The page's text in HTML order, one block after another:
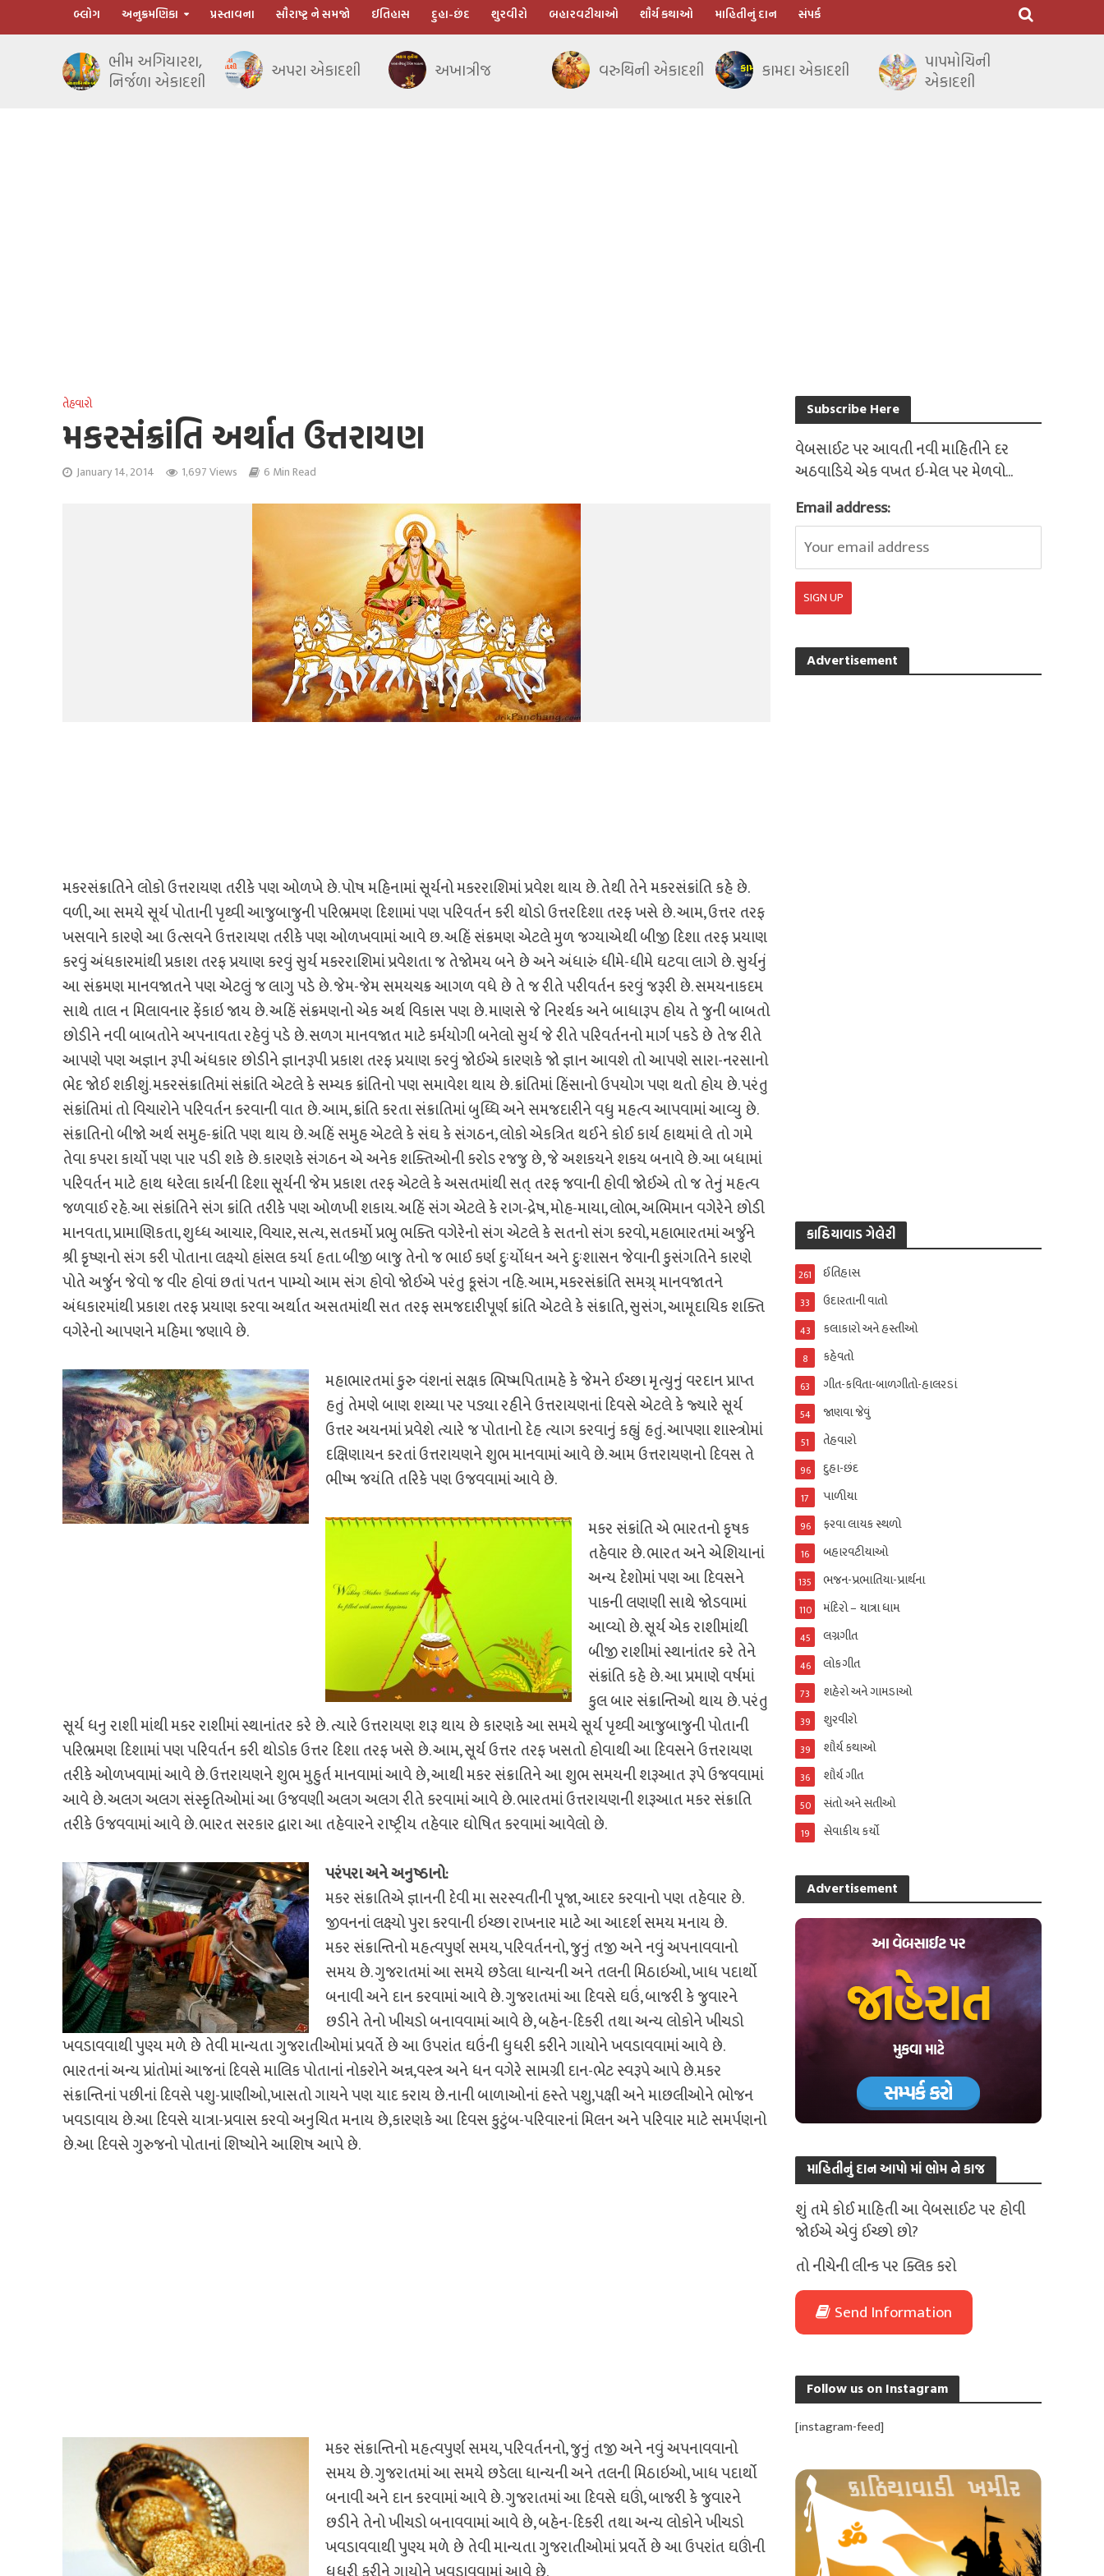
બ્લોગ અનુક્રમણિકા પ્રસ્તાવના સૌરાષ્ટ્ર ને સમજો ઈતિહાસ દુહા-છંદ શુરવીરો બહારવટીયાઓ શૌર્ય કથાઓ માહિતીનું દાન સંપર્ક
ભીમ અગિયારશ,
નિર્જળા એકાદશી
અપરા એકાદશી અખાત્રીજ વરુથિની એકાદશી કામદા એકાદશી
પાપમોચિની
એકાદશી
તેહવારો
મકરસંક્રાંતિ અર્થાત ઉત્તરાયણ
January 14, 2014 1,697 Views 6 Min Read
મકરસંક્રાતિને લોકો ઉત્તરાયણ તરીકે પણ ઓળખે છે. પોષ મહિનામાં સૂર્યનો મકરરાશિમાં પ્રવેશ થાય છે. તેથી તેને મકરસંક્રાંતિ કહે છે.
વળી, આ સમયે સૂર્ય પોતાની પૃથ્‍વી આજુબાજુની પરિભ્રમણ દિશામાં પણ પરિવર્તન કરી થોડો ઉત્તરદિશા તરફ ખસે છે. આમ, ઉત્તર તરફ
ખસવાને કારણે આ ઉત્‍સવને ઉત્તરાયણ તરીકે પણ ઓળખવામાં આવે છ. અહિં સંક્રમણ એટલે મુળ જગ્‍યાએથી બીજી દિશા તરફ પ્રયાણ
કરવું અંધકારમાંથી પ્રકાશ તરફ પ્રયાણ કરવું સુર્ય મકરરાશિમાં પ્રવેશતા જ તેજોમય બને છે અને અંધારું ધીમે-ધીમે ઘટવા લાગે છે. સુર્યનું
આ સંક્રમણ માનવજાતને પણ એટલું જ લાગુ પડે છે. જેમ-જેમ સમયચક્ર આગળ વધે છે તે જ રીતે પરીવર્તન કરવું જરૂરી છે. સમયનાકદમ
સાથે તાલ ન મિલાવનાર ફેંકાઇ જાય છે. અહિં સંક્રમણનો એક અર્થ વિકાસ પણ છે. માણસે જે નિરર્થક અને બાધારૂપ હોય તે જુની બાબતો
છોડીને નવી બાબતોને અપનાવતા રહેવું પડે છે. સળગ માનવજાત માટે કર્મયોગી બનેલો સુર્ય જે રીતે પરિવર્તનનો માર્ગ પકડે છે તેજ રીતે
આપણે પણ અજ્ઞાન રૂપી અંધકાર છોડીને જ્ઞાનરૂપી પ્રકાશ તરફ પ્રયાણ કરવું જોઈએ કારણકે જો જ્ઞાન આવશે તો આપણે સારા-નરસાનો
ભેદ જોઈ શકીશું. મકરસંક્રાતિમાં સંક્રાંતિ એટલે કે સમ્‍યક ક્રાંતિનો પણ સમાવેશ થાય છે. ક્રાંતિમાં હિંસાનો ઉપયોગ પણ થતો હોય છે. પરંતુ
સંક્રાંતિમાં તો વિચારોને પરિવર્તન કરવાની વાત છે. આમ, ક્રાંતિ કરતા સંક્રાતિમાં બુધ્ધિ અને સમજદારીને વધુ મહત્‍વ આપવામાં આવ્‍યુ છે.
સંક્રાતિનો બીજો અર્થ સમુહ-ક્રાંતિ પણ થાય છે. અહિં સમુહ એટલે કે સંઘ કે સંગઠન, લોકો એકત્રિત થઈને કોઈ કાર્ય હાથમાં લે તો ગમે
તેવા કપરા કાર્યો પણ પાર પડી શકે છે. કારણકે સંગઠન એ અનેક શક્તિઓની કરોડ રજજુ છે, જે અશકયને શકય બનાવે છે. આ બધામાં
પરિવર્તન માટે હાથ ધરેલા કાર્યની દિશા સૂર્યની જેમ પ્રકાશ તરફ એટલે કે અસતમાંથી સત્ તરફ જવાની હોવી જોઈએ તો જ તેનું મહત્‍વ
જળવાઈ રહે. આ સંક્રાંતિને સંગ ક્રાંતિ તરીકે પણ ઓળખી શકાય. અહિં સંગ એટલે કે રાગ-દ્રેષ, મોહ-માયા, લોભ, અભિમાન વગેરેને છોડી
માનવતા, પ્રામાણિકતા, શુધ્‍ધ આચાર, વિચાર, સત્‍ય, સતકર્મો પ્રભુ ભક્તિ વગેરેનો સંગ એટલે કે સતનો સંગ કરવો, મહાભારતમાં અર્જુને
શ્રી કૃષ્‍ણનો સંગ કરી પોતાના લક્ષ્‍યો હાંસલ કર્યા હતા. બીજી બાજુ તેનો જ ભાઈ કર્ણ દુઃર્યોધન અને દુઃશાસન જેવાની કુસંગતિને કારણે
પોતે અર્જુન જેવો જ વીર હોવાં છતાં પતન પામ્‍યો આમ સંગ હોવો જોઈએ પરંતુ કૂસંગ નહિ. આમ, મકરસંક્રાંતિ સમગ્ર્ માનવજાતને
અંધકારમાંથી પ્રકાશ તરફ પ્રયાણ કરવા અર્થાત અસતમાંથી સત તરફ સમજદારીપૂર્ણ ક્રાંતિ એટલે કે સંક્રાતિ, સુસંગ, આમૂદાયિક શક્તિ
વગેરેનો આપણને મહિમા જણાવે છે.
મહાભારતમાં કુરુ વંશનાં સક્ષક ભિષ્મપિતામહે કે જેમને ઈચ્છા મૃત્યુનું વરદાન પ્રાપ્ત
હતું તેમણે બાણ શય્યા પર પડ્યા રહીને ઉત્તરાયણનાં દિવસે એટલે કે જ્યારે સૂર્ય
ઉત્તર અયનમાં પ્રવેશે ત્યારે જ પોતાનો દેહ ત્યાગ કરવાનું કહ્યું હતું. આપણા શાસ્ત્રોમાં
દક્ષિણાયન કરતાં ઉત્તરાયણને શુભ માનવામાં આવે છે. આમ ઉત્તરાયણનો દિવસ તે
ભીષ્મ જયંતિ તરિકે પણ ઉજવવામાં આવે છે.
મકર સંક્રાંતિ એ ભારતનો કૃષક
તહેવાર છે. ભારત અને એશિયાનાં
અન્ય દેશોમાં પણ આ દિવસને
પાકની લણણી સાથે જોડવામાં
આવ્યો છે. સૂર્ય એક રાશીમાંથી
બીજી રાશીમાં સ્થાનાંતર કરે તેને
સંક્રાંતિ કહે છે. આ પ્રમાણે વર્ષમાં
કુલ બાર સંક્રાન્તિઓ થાય છે. પરંતુ
સૂર્ય ધનુ રાશી માંથી મકર રાશીમાં સ્થાનાંતર કરે છે. ત્યારે ઉત્તરાયણ શરૂ થાય છે કારણકે આ સમયે સૂર્ય પૃથ્‍વી આજુબાજુની પોતાની
પરિભ્રમણ દિશામાં પણ પરિવર્તન કરી થોડોક ઉત્તર દિશા તરફ ખસે છે. આમ, સૂર્ય ઉત્તર તરફ ખસતો હોવાથી આ દિવસને ઉત્તરાયણ
તરીકે ઓળખવામાં આવે છે. ઉત્તરાયણને શુભ મુહુર્ત માનવામાં આવે છે, આથી મકર સંક્રાતિને આ શુભ સમયની શરૂઆત રૂપે ઉજવવામાં
આવે છે. અલગ અલગ સંસ્કૃતિઓમાં આ ઉજવણી અલગ અલગ રીતે કરવામાં આવે છે. ભારતમાં ઉત્તરાયણની શરૂઆત મકર સંક્રાતિ
તરીકે ઉજવવામાં આવે છે. ભારત સરકાર દ્વારા આ તહેવારને રાષ્ટ્રીય તહેવાર ઘોષિત કરવામાં આવેલો છે.
પરંપરા અને અનુષ્ઠાનો:
મકર સંક્રાતિએ જ્ઞાનની દેવી મા સરસ્વતીની પૂજા, આદર કરવાનો પણ તહેવાર છે.
જીવનનાં લક્ષ્યો પુરા કરવાની ઇચ્છા રાખનાર માટે આ આદર્શ સમય મનાય છે.
મકર સંક્રાન્તિનો મહત્વપુર્ણ સમય, પરિવર્તનનો, જુનું તજી અને નવું અપનાવવાનો
સમય છે. ગુજરાતમાં આ સમયે છડેલા ધાન્યની અને તલની મિઠાઇઓ, ખાધ પદાર્થો
બનાવી અને દાન કરવામાં આવે છે. ગુજરાતમાં આ દિવસે ઘઉં, બાજરી કે જુવારને
છડીને તેનો ખીચડો બનાવવામાં આવે છે, બહેન-દિકરી તથા અન્ય લોકોને ખીચડો
ખવડાવવાથી પુણ્ય મળે છે તેવી માન્યતા ગુજરાતીઓમાં પ્રવર્તે છે આ ઉપરાંત ઘઉંની ધુધરી કરીને ગાયોને ખવડાવવામાં આવે છે.
ભારતનાં અન્ય પ્રાંતોમાં આજનાં દિવસે માલિક પોતાનાં નોકરોને અન્ન,વસ્ત્ર અને ધન વગેરે સામગ્રી દાન-ભેટ સ્વરૂપે આપે છે.મકર
સંક્રાન્તિનાં પછીનાં દિવસે પશુ-પ્રાણીઓ,ખાસતો ગાયને પણ યાદ કરાય છે.નાની બાળાઓનાં હસ્તે પશુ,પક્ષી અને માછલીઓને ભોજન
ખવડાવાય છે.આ દિવસે યાત્રા-પ્રવાસ કરવો અનુચિત મનાય છે,કારણકે આ દિવસ કુટુંબ-પરિવારનાં મિલન અને પરિવાર માટે સમર્પણનો
છે.આ દિવસે ગુરુજનો પોતાનાં શિષ્યોને આશિષ આપે છે.
મકર સંક્રાન્તિનો મહત્વપુર્ણ સમય, પરિવર્તનનો, જુનું તજી અને નવું અપનાવવાનો
સમય છે. ગુજરાતમાં આ સમયે છડેલા ધાન્યની અને તલની મિઠાઇઓ, ખાધ પદાર્થો
બનાવી અને દાન કરવામાં આવે છે. ગુજરાતમાં આ દિવસે ઘઊં, બાજરી કે જુવારને
છડીને તેનો ખીચડો બનાવવામાં આવે છે, બહેન-દિકરી તથા અન્ય લોકોને ખીચડો
ખવડાવવાથી પુણ્ય મળે છે તેવી માન્યતા ગુજરાતીઓમાં પ્રવર્તે છે આ ઉપરાંત ઘઊંની
Subscribe Here
વેબસાઈટ પર આવતી નવી માહિતીને દર
અઠવાડિયે એક વખત ઇ-મેલ પર મેળવો...
Email address:
Advertisement
કાઠિયાવાડ ગેલેરી
ઈતિહાસ
261
ઉદારતાની વાતો
33
કલાકારો અને હસ્તીઓ
43
કહેવતો
8
ગીત-કવિતા-બાળગીતો-હાલરડાં
63
જાણવા જેવું
54
તેહવારો
51
દુહા-છંદ
96
પાળીયા
17
ફરવા લાયક સ્થળો
96
બહારવટીયાઓ
16
ભજન-પ્રભાતિયા-પ્રાર્થના
135
મંદિરો – યાત્રા ધામ
110
લગ્નગીત
45
લોકગીત
46
શહેરો અને ગામડાઓ
73
શુરવીરો
39
શૌર્ય કથાઓ
39
શૌર્ય ગીત
36
સંતો અને સતીઓ
50
સેવાકીય કર્યો
19
Advertisement
માહિતીનું દાન આપો માં ભોમ ને કાજ
શું તમે કોઈ માહિતી આ વેબસાઈટ પર હોવી
જોઈએ એવું ઈચ્છો છો?
તો નીચેની લીન્ક પર ક્લિક કરો
Send Information
Follow us on Instagram
[instagram-feed]